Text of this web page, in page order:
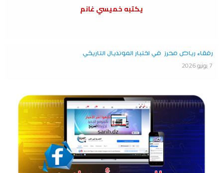
يكتبه خميسي غانم
رفقاء رياض محرز في اختبار المونديال التاريخي
7 يونيو 2026